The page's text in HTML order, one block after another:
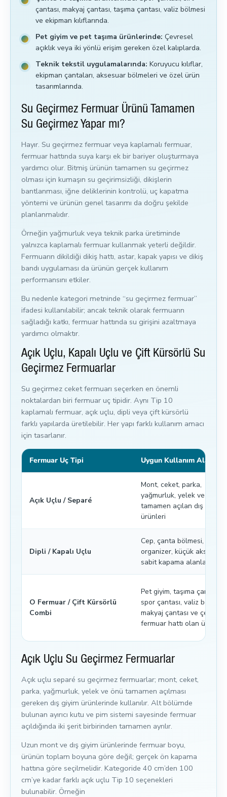
çantası, makyaj çantası, taşıma çantası, valiz bölmesi
ve ekipman kılıflarında.
Pet giyim ve pet taşıma ürünlerinde: Çevresel
açıklık veya iki yönlü erişim gereken özel kalıplarda.
Teknik tekstil uygulamalarında: Koruyucu kılıflar,
ekipman çantaları, aksesuar bölmeleri ve özel ürün
tasarımlarında.
Su Geçirmez Fermuar Ürünü Tamamen
Su Geçirmez Yapar mı?
Hayır. Su geçirmez fermuar veya kaplamalı fermuar,
fermuar hattında suya karşı ek bir bariyer oluşturmaya
yardımcı olur. Bitmiş ürünün tamamen su geçirmez
olması için kumaşın su geçirimsizliği, dikişlerin
bantlanması, iğne deliklerinin kontrolü, uç kapatma
yöntemi ve ürünün genel tasarımı da doğru şekilde
planlanmalıdır.
Örneğin yağmurluk veya teknik parka üretiminde
yalnızca kaplamalı fermuar kullanmak yeterli değildir.
Fermuarın dikildiği dikiş hattı, astar, kapak yapısı ve dikiş
bandı uygulaması da ürünün gerçek kullanım
performansını etkiler.
Bu nedenle kategori metninde “su geçirmez fermuar”
ifadesi kullanılabilir; ancak teknik olarak fermuarın
sağladığı katkı, fermuar hattında su girişini azaltmaya
yardımcı olmaktır.
Açık Uçlu, Kapalı Uçlu ve Çift Kürsörlü Su
Geçirmez Fermuarlar
Su geçirmez ceket fermuarı seçerken en önemli
noktalardan biri fermuar uç tipidir. Aynı Tip 10
kaplamalı fermuar, açık uçlu, dipli veya çift kürsörlü
farklı yapılarda üretilebilir. Her yapı farklı kullanım amacı
için tasarlanır.
Fermuar Uç Tipi Uygun Kullanım Alanı
Açık Uçlu / Separé
Mont, ceket, parka,
yağmurluk, yelek ve önü
tamamen açılan dış giyim
ürünleri
Dipli / Kapalı Uçlu
Cep, çanta bölmesi, kılıf,
organizer, küçük aksesuar
sabit kapama alanları
O Fermuar / Çift Kürsörlü
Combi
Pet giyim, taşıma çantası,
spor çantası, valiz bölmesi,
makyaj çantası ve çevresel
fermuar hattı olan ürünler
Açık Uçlu Su Geçirmez Fermuarlar
Açık uçlu separé su geçirmez fermuarlar; mont, ceket,
parka, yağmurluk, yelek ve önü tamamen açılması
gereken dış giyim ürünlerinde kullanılır. Alt bölümde
bulunan ayırıcı kutu ve pim sistemi sayesinde fermuar
açıldığında iki şerit birbirinden tamamen ayrılır.
Uzun mont ve dış giyim ürünlerinde fermuar boyu,
ürünün toplam boyuna göre değil; gerçek ön kapama
hattına göre seçilmelidir. Kategoride 40 cm’den 100
cm’ye kadar farklı açık uçlu Tip 10 seçenekleri
bulunabilir. Örneğin